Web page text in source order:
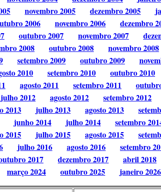
novembro 2005 dezembro 2005
2006 novembro 2006 dezembro
outubro 2007 novembro 2007
2008 outubro 2008 novembro 2008
setembro 2009 outubro 2009
2010 setembro 2010 outubro 2010
agosto 2011 setembro 2011
julho 2012 agosto 2012 setembro 2012
2013 julho 2013 agosto 2013
junho 2014 julho 2014 setembro
2015 julho 2015 agosto 2015
julho 2016 agosto 2016 setembro
2017 dezembro 2017 abril 2018
março 2024 outubro 2025 janeiro 2026